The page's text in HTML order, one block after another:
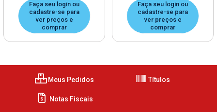
Faça seu login ou
cadastre-se para
ver preços e
comprar
Faça seu login ou
cadastre-se para
ver preços e
comprar
Meus Pedidos Títulos
Notas Fiscais